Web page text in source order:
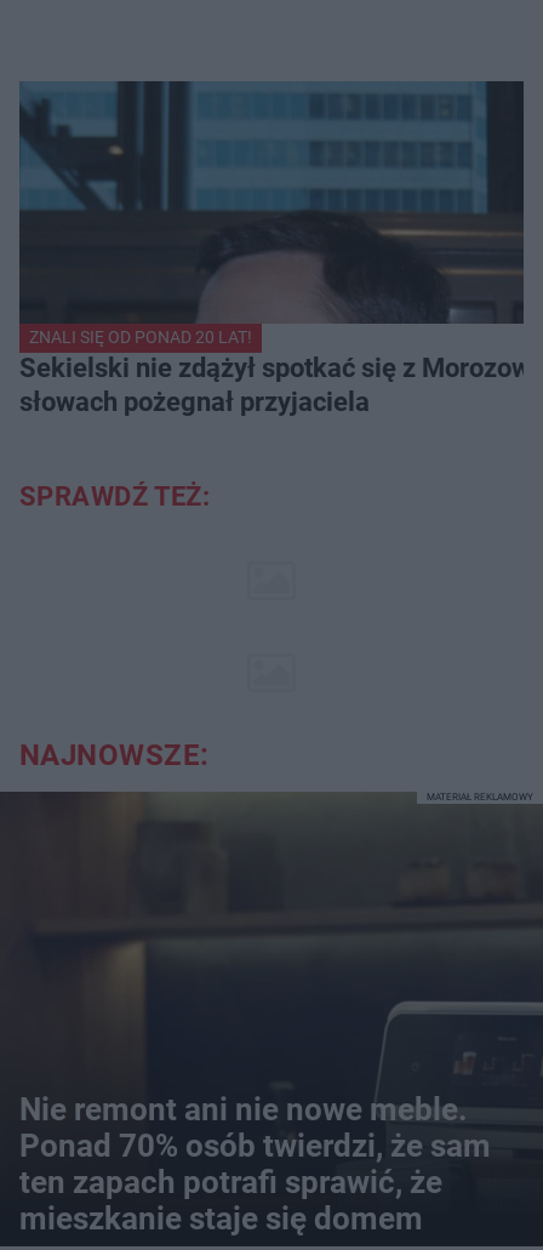
ZNALI SIĘ OD PONAD 20 LAT!
Sekielski nie zdążył spotkać się z
słowach pożegnał przyjaciela
SPRAWDŹ TEŻ:
NAJNOWSZE:
Nie remont ani nie nowe meble.
Ponad 70% osób twierdzi, że sam
ten zapach potrafi sprawić, że
mieszkanie staje się domem
MATERIAŁ REKLAMOWY